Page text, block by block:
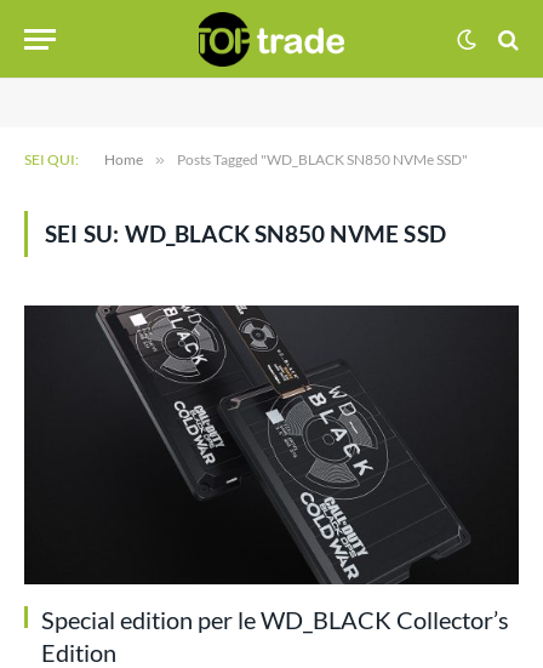
SEI QUI: Home » Posts Tagged "WD_BLACK SN850 NVMe SSD"
SEI SU: WD_BLACK SN850 NVME SSD
Special edition per le WD_BLACK Collector’s
Edition